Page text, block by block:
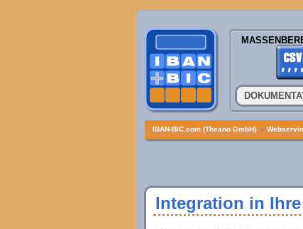
IBAN-BIC.com (Theano GmbH) »
Integration in